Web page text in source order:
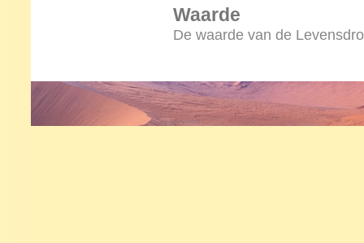
Waarde
De waarde van de